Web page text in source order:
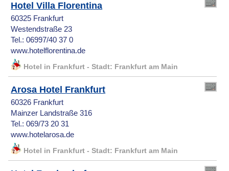
Hotel Villa Florentina
60325 Frankfurt
Westendstraße 23
Tel.: 06997/40 37 0
www.hotelflorentina.de
Hotel in Frankfurt - Stadt: Frankfurt am Main
Arosa Hotel Frankfurt
60326 Frankfurt
Mainzer Landstraße 316
Tel.: 069/73 20 31
www.hotelarosa.de
Hotel in Frankfurt - Stadt: Frankfurt am Main